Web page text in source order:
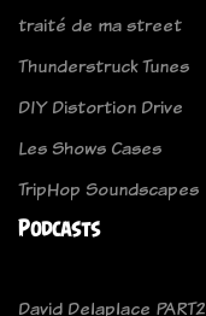
traité de ma street
Thunderstruck Tunes
DIY Distortion Drive
Les Shows Cases
TripHop Soundscapes
Podcasts
David Delaplace PART2